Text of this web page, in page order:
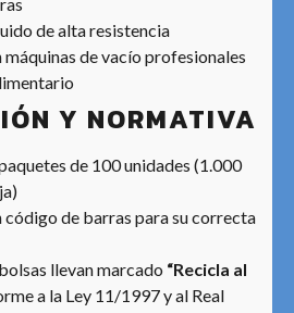
de alta resistencia
de vacío profesionales
Y NORMATIVA
de 100 unidades (1.000
código de barras para su correcta
llevan marcado “Recicla al
a la Ley 11/1997 y al Real